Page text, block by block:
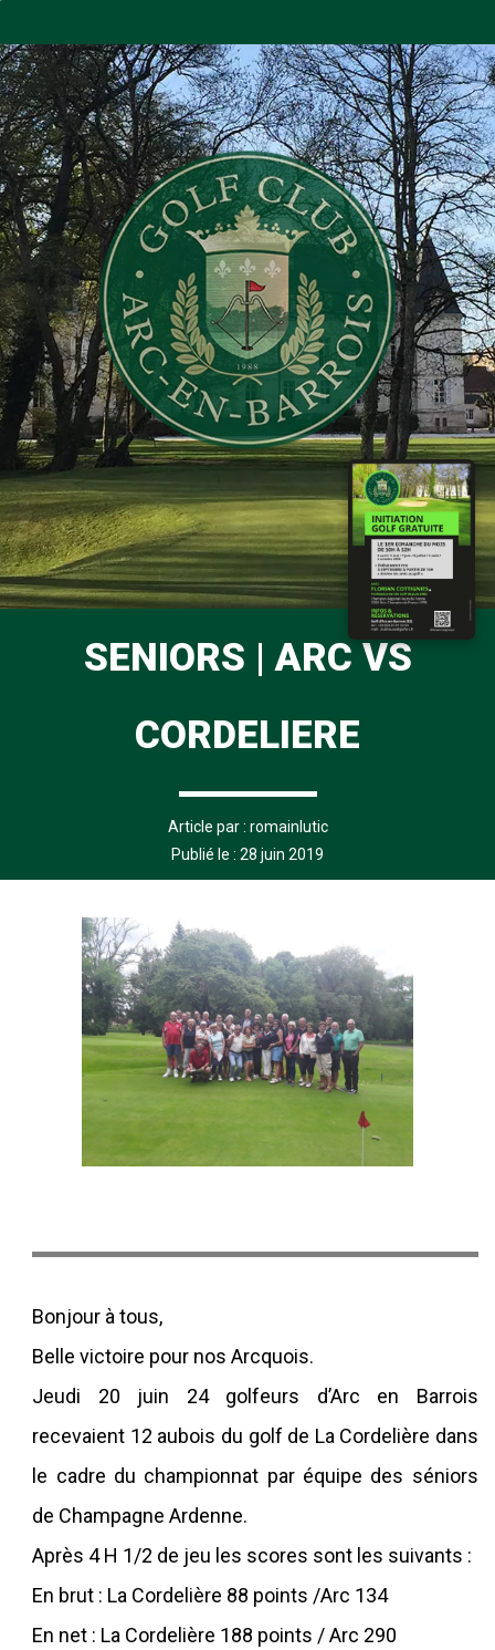
SENIORS | ARC VS
CORDELIERE
Article par : romainlutic
Publié le : 28 juin 2019
Bonjour à tous,
Belle victoire pour nos Arcquois.
Jeudi 20 juin 24 golfeurs d’Arc en Barrois
recevaient 12 aubois du golf de La Cordelière dans
le cadre du championnat par équipe des séniors
de Champagne Ardenne.
Après 4 H 1/2 de jeu les scores sont les suivants :
En brut : La Cordelière 88 points /Arc 134
En net : La Cordelière 188 points / Arc 290